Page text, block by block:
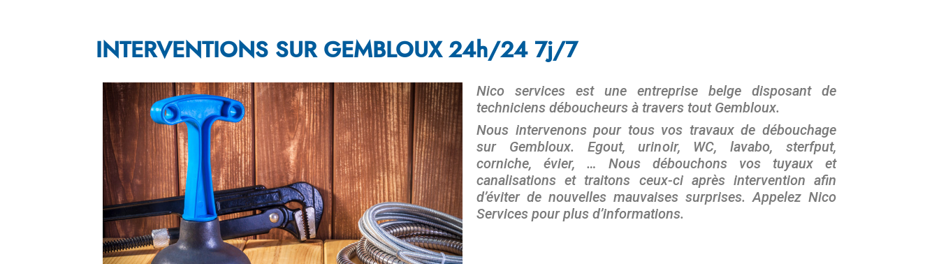
INTERVENTIONS SUR GEMBLOUX 24h/24 7j/7
Nico services est une entreprise belge disposant de
techniciens déboucheurs à travers tout Gembloux.
Nous intervenons pour tous vos travaux de débouchage
sur Gembloux. Egout, urinoir, WC, lavabo, sterfput,
corniche, évier, … Nous débouchons vos tuyaux et
canalisations et traitons ceux-ci après intervention afin
d’éviter de nouvelles mauvaises surprises. Appelez Nico
Services pour plus d’informations.